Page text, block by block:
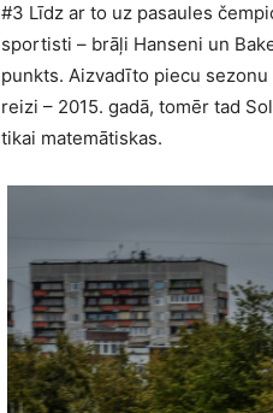
#3 Līdz ar to uz pasaules
sportisti – brāļi Hanseni un
punkts. Aizvadīto piecu
reizi – 2015. gadā, tomēr tad
tikai matemātiskas.